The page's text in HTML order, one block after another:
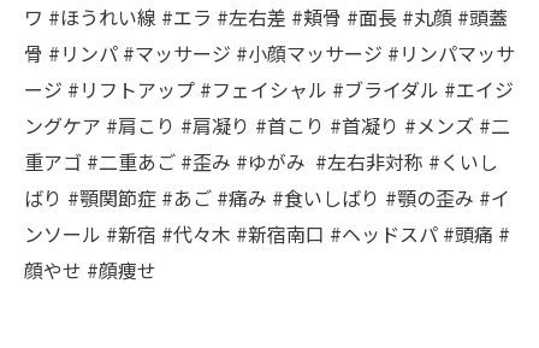
ワ #ほうれい線 #エラ #左右差 #頬骨 #面長 #丸顔 #頭蓋
骨 #リンパ #マッサージ #小顔マッサージ #リンパマッサ
ージ #リフトアップ #フェイシャル #ブライダル #エイジ
ングケア #肩こり #肩凝り #首こり #首凝り #メンズ #二
重アゴ #二重あご #歪み #ゆがみ #左右非対称 #くいし
ばり #顎関節症 #あご #痛み #食いしばり #顎の歪み #イ
ンソール #新宿 #代々木 #新宿南口 #ヘッドスパ #頭痛 #
顔やせ #顔痩せ